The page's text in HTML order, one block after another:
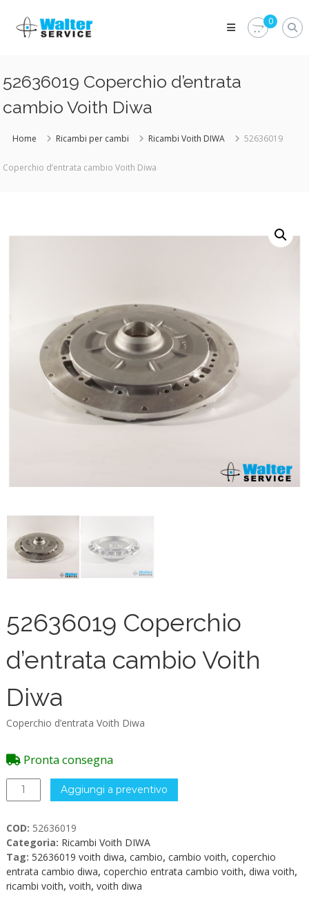
content
Walter
Service
parti
del
veicolo?
Walter
0
52636019 Coperchio d’entrata
cambio Voith Diwa
Home Ricambi per cambi Ricambi Voith DIWA 52636019
Coperchio d’entrata cambio Voith Diwa
52636019 Coperchio
d’entrata cambio Voith
Diwa
Coperchio d’entrata Voith Diwa
Pronta consegna
52636019
Coperchio
cambio
Voith
Diwa
quantità
Aggiungi a preventivo
COD: 52636019
Categoria: Ricambi Voith DIWA
Tag: 52636019 voith diwa, cambio, cambio voith, coperchio
entrata cambio diwa, coperchio entrata cambio voith, diwa voith,
ricambi voith, voith, voith diwa